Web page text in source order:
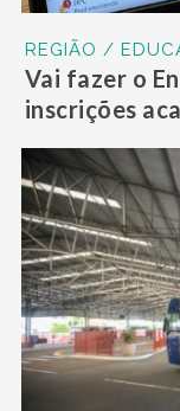
REGIÃO /
Vai fazer o
inscrições